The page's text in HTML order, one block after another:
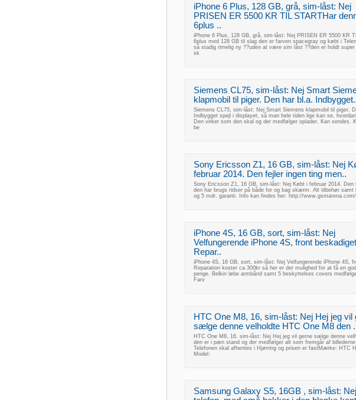
iPhone 6 Plus, 128 GB, grå, sim-låst: Nej
PRISEN ER 5500 KR TIL STARTHar
6plus ..
iPhone 6 Plus, 128 GB, grå, sim-låst: Nej PRISEN ER 5500 KR
6plus med 128 GB til slag den er farven spacegray og købt i
så stadig rimelig ny ??uden at være sim låst ??den er holdt
sk
Siemens CL75, sim-låst: Nej Smart
klapmobil til piger. Den har bl.a.
Siemens CL75, sim-låst: Nej Smart Siemens klapmobil til piger.
Indbygget spejl i displayet, så man hele tiden lige kan se,
Den virker som den skal og der medfølger oplader. Kan sendes.
be
Sony Ericsson Z1, 16 GB, sim-låst: Nej
februar 2014. Den fejler ingen ting men..
Sony Ericsson Z1, 16 GB, sim-låst: Nej Købt i februar 2014. Den
den har brugs ridser på både for og bag skærm. Alt tilbehør samt
og 5 mdr. garanti. Info kan findes her: http://
iPhone 4S, 16 GB, sort, sim-låst: Nej
Velfungerende iPhone 4S, front
Repar..
iPhone 4S, 16 GB, sort, sim-låst: Nej Velfungerende iPhone 4S,
Reparation koster ca 300kr så her er der mulighed for at få en
penge. Belkin løbe armbånd samt 5 beskyttelses covers
Farv
HTC One M8, 16, sim-låst: Nej Hej jeg vil
sælge denne velholdte HTC One M8 den
HTC One M8, 16, sim-låst: Nej Hej jeg vil gerne sælge denne
den er i pæn stand og der medfølger alt som fremgår af
Telefonen skal afhentes i Hjørring og prisen er fastMærke: HTC
Model:
Samsung Galaxy S5, 16GB , sim-låst: